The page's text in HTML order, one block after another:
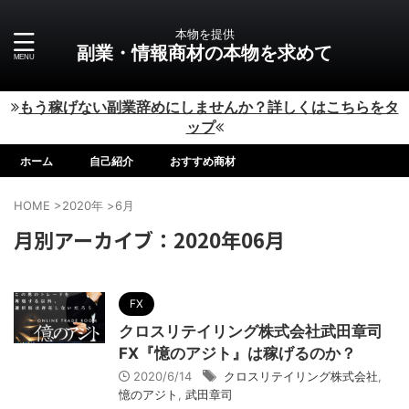
本物を提供
副業・情報商材の本物を求めて
もう稼げない副業辞めにしませんか？詳しくはこちらをタ
ップ
ホーム 自己紹介 おすすめ商材
HOME >2020年 >6月
月別アーカイブ：2020年06月
FX
クロスリテイリング株式会社武田章司
FX『憶のアジト』は稼げるのか？
2020/6/14 クロスリテイリング株式会社
憶のアジト
武田章司